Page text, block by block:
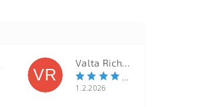
VR
Valta Richard
1.2.2026